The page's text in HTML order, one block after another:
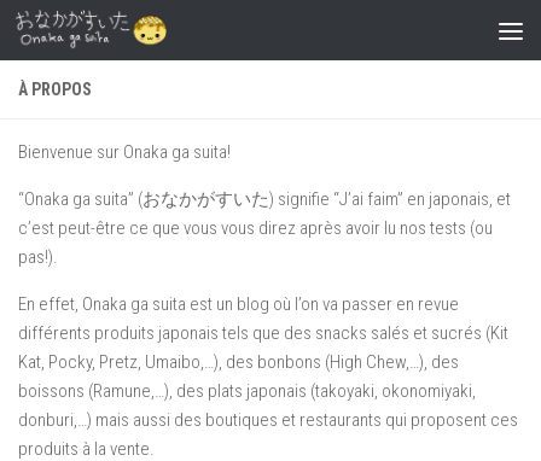
Skip to content
À PROPOS
Bienvenue sur Onaka ga suita!
“Onaka ga suita” (おなかがすいた) signifie “J’ai faim” en japonais, et
c’est peut-être ce que vous vous direz après avoir lu nos tests (ou
pas!).
En effet, Onaka ga suita est un blog où l’on va passer en revue
différents produits japonais tels que des snacks salés et sucrés (Kit
Kat, Pocky, Pretz, Umaibo,…), des bonbons (High Chew,…), des
boissons (Ramune,…), des plats japonais (takoyaki, okonomiyaki,
donburi,…) mais aussi des boutiques et restaurants qui proposent ces
produits à la vente.